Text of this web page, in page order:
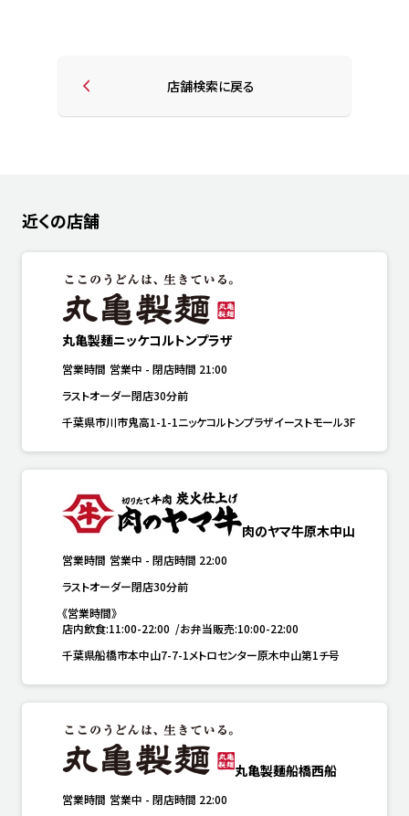
店舗検索に戻る
近くの店舗
丸亀製麺ニッケコルトンプラザ
営業時間 営業中 - 閉店時間 21:00
ラストオーダー閉店30分前
千葉県市川市鬼高1-1-1ニッケコルトンプラザイーストモール3F
肉のヤマ牛原木中山
営業時間 営業中 - 閉店時間 22:00
ラストオーダー閉店30分前
《営業時間》
店内飲食:11:00-22:00  /お弁当販売:10:00-22:00
千葉県船橋市本中山7-7-1メトロセンター原木中山第1チ号
丸亀製麺船橋西船
営業時間 営業中 - 閉店時間 22:00